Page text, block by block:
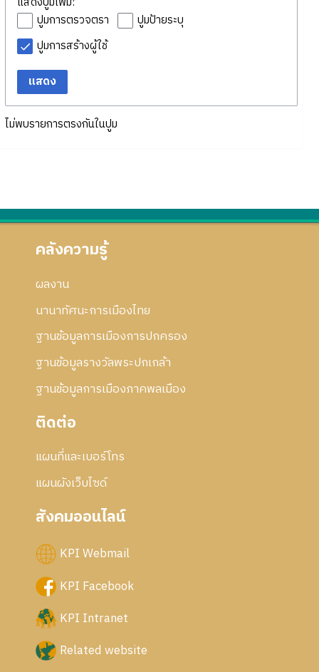
ปูมการตรวจตรา
ปูมป้ายระบุ
ปูมการสร้างผู้ใช้
แสดง
ไม่พบรายการตรงกันในปูม
คลังความรู้
ผลงาน
นานาทัศนะการเมืองไทย
ฐานข้อมูลการเมืองการปกครอง
ฐานข้อมูลรางวัลพระปกเกล้า
ฐานข้อมูลการเมืองภาคพลเมือง
ติดต่อ
แผนที่และเบอร์โทร
แผนผังเว็บไซด์
สังคมออนไลน์
KPI Webmail
KPI Facebook
KPI Intranet
Related website